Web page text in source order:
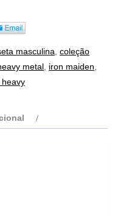
masculina coleção
metal iron maiden
heavy